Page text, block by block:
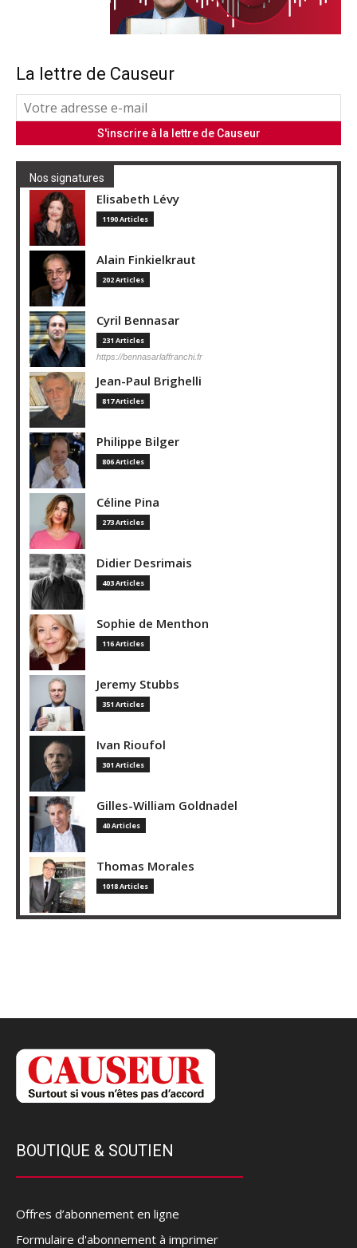
La lettre de Causeur
Nos signatures
Elisabeth Lévy
1190 Articles
Alain Finkielkraut
202 Articles
Cyril Bennasar
231 Articles
https://bennasarlaffranchi.fr
Jean-Paul Brighelli
817 Articles
Philippe Bilger
806 Articles
Céline Pina
273 Articles
Didier Desrimais
403 Articles
Sophie de Menthon
116 Articles
Jeremy Stubbs
351 Articles
Ivan Rioufol
301 Articles
Gilles-William Goldnadel
40 Articles
Thomas Morales
1018 Articles
BOUTIQUE & SOUTIEN
Offres d’abonnement en ligne
Formulaire d'abonnement à imprimer